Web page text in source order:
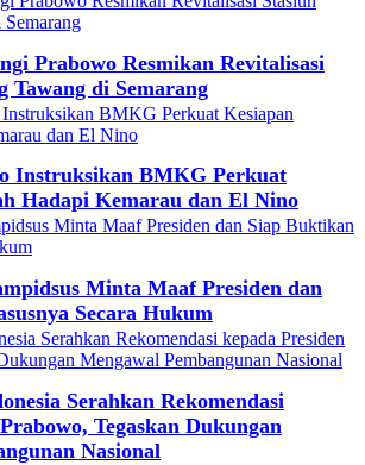
Prabowo Resmikan Revitalisasi
Tawang di Semarang
Instruksikan BMKG Perkuat
Hadapi Kemarau dan El Nino
Minta Maaf Presiden dan
Secara Hukum
Serahkan Rekomendasi
Tegaskan Dukungan
Nasional